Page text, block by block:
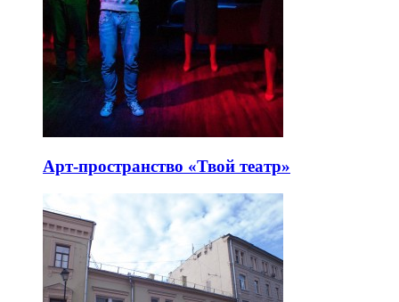
Арт-пространство «Твой театр»